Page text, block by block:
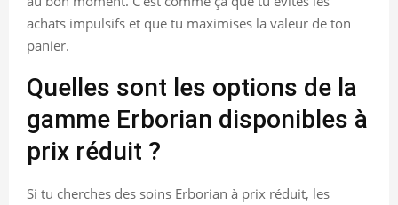
achats impulsifs et que tu maximises la valeur de ton
panier.
Quelles sont les options de la
gamme Erborian disponibles à
prix réduit ?
Si tu cherches des soins Erborian à prix réduit, les